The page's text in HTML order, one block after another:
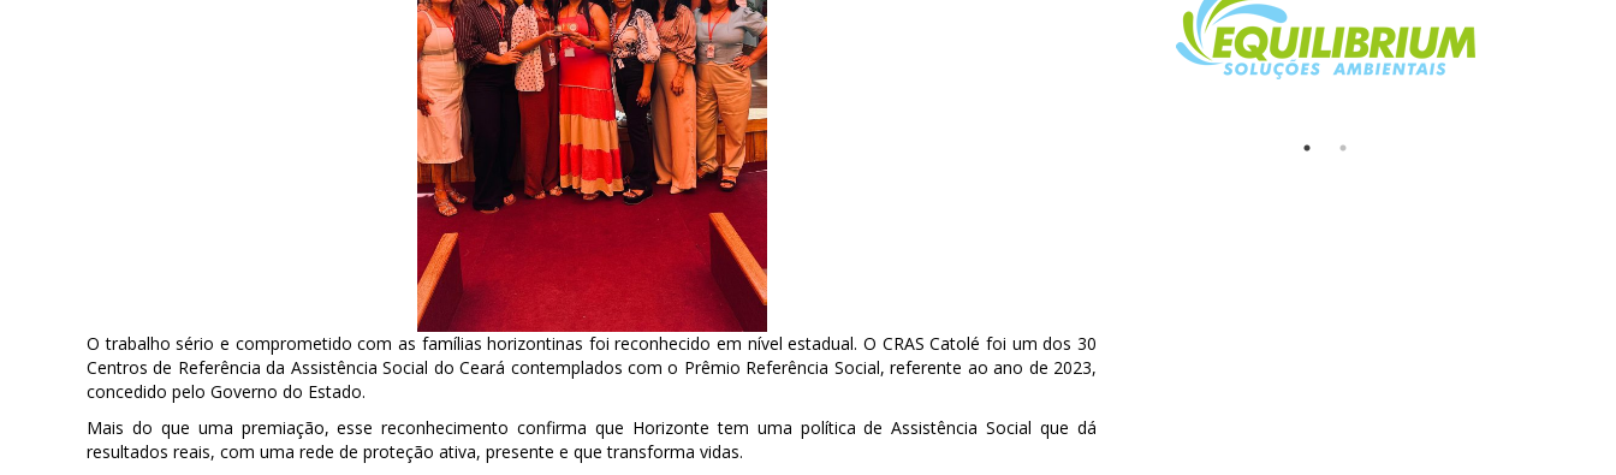
O trabalho sério e comprometido com as famílias horizontinas foi reconhecido em nível estadual. O CRAS Catolé foi um dos 30
Centros de Referência da Assistência Social do Ceará contemplados com o Prêmio Referência Social, referente ao ano de 2023,
concedido pelo Governo do Estado.
Mais do que uma premiação, esse reconhecimento confirma que Horizonte tem uma política de Assistência Social que dá
resultados reais, com uma rede de proteção ativa, presente e que transforma vidas.